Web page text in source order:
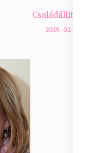
Családállítás
2019-02-06